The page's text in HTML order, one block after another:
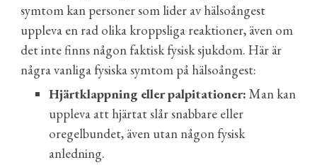
symtom kan personer som lider av hälsoångest
uppleva en rad olika kroppsliga reaktioner, även om
det inte finns någon faktisk fysisk sjukdom. Här är
några vanliga fysiska symtom på hälsoångest:
Hjärtklappning eller palpitationer: Man kan
uppleva att hjärtat slår snabbare eller
oregelbundet, även utan någon fysisk
anledning.